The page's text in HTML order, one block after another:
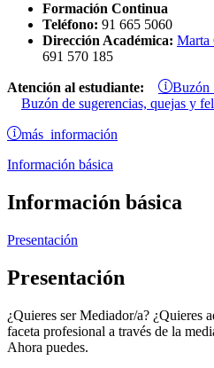
Formación Continua
Teléfono: 91 665 5060
Dirección Académica: Marta
691 570 185
Atención al estudiante:
Buzón de sugerencias, quejas y
más información
Información básica
Información básica
Presentación
Presentación
¿Quieres ser Mediador/a? ¿Quieres
faceta profesional a través de la
Ahora puedes.